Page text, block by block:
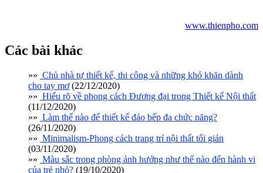
www.thienpho.com
Các bài khác
»» Chủ nhà tự thiết kế, thi công và những khó khăn dành
cho tay mơ(22/12/2020)
»» Hiểu rõ về phong cách Đương đại trong Thiết kế Nội thất
(11/12/2020)
»» Làm thế nào để thiết kế đảo bếp đa chức năng?
(26/11/2020)
»» Minimalism-Phong cách trang trí nội thất tối giản
(03/11/2020)
»» Màu sắc trong phòng ảnh hưởng như thế nào đến hành vi
của trẻ nhỏ? (19/10/2020)